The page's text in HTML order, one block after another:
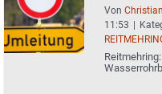
Von
11:53 |